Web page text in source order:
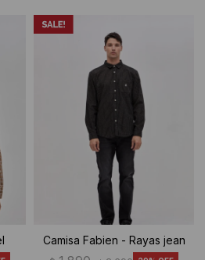
Camisa Fabien - Rayas jean